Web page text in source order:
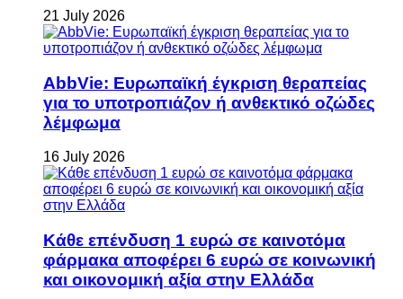
21 July 2026
AbbVie: Ευρωπαϊκή έγκριση θεραπείας
για το υποτροπιάζον ή ανθεκτικό οζώδες
λέμφωμα
16 July 2026
Κάθε επένδυση 1 ευρώ σε καινοτόμα
φάρμακα αποφέρει 6 ευρώ σε κοινωνική
και οικονομική αξία στην Ελλάδα